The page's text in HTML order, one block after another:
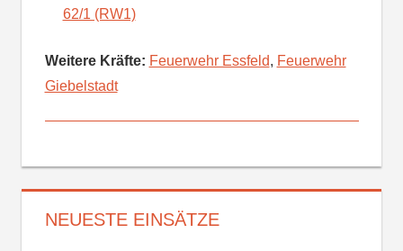
62/1 (RW1)
Weitere Kräfte: Feuerwehr Essfeld, Feuerwehr
Giebelstadt
NEUESTE EINSÄTZE